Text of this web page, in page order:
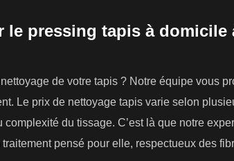
le pressing tapis à domicile
de votre tapis ? Notre équipe vous
Le prix de nettoyage tapis varie selon
du tissage. C’est là que notre
pensé pour elle, respectueux des